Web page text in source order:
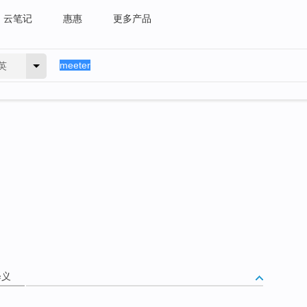
云笔记 惠惠 更多产品